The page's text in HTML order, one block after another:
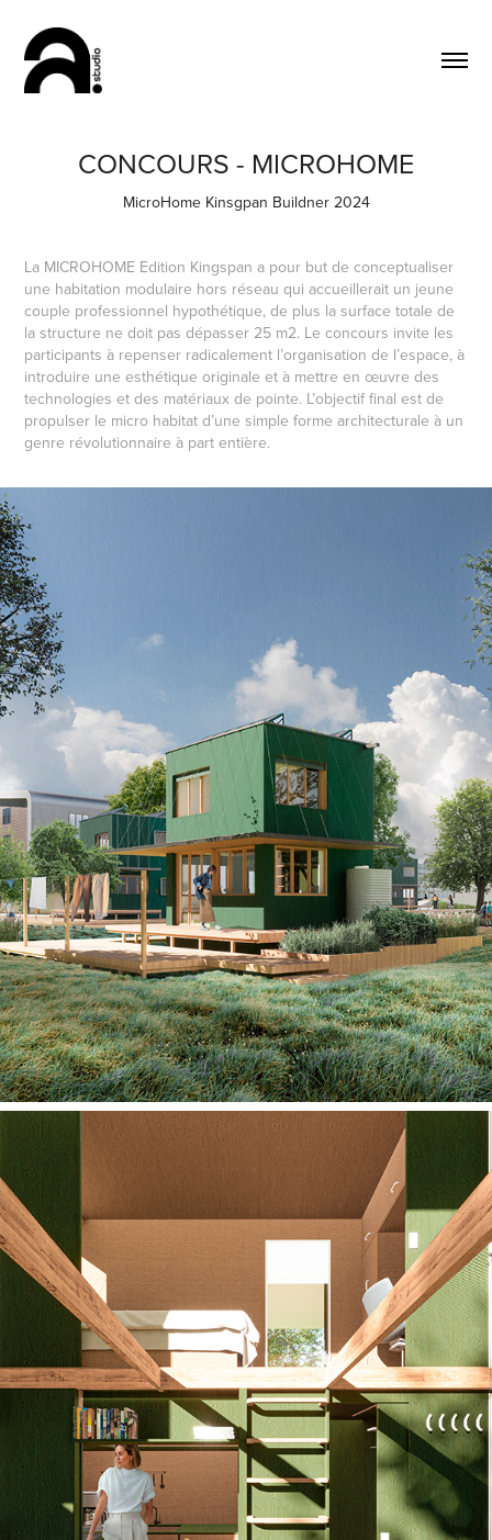
CONCOURS - MICROHOME
MicroHome Kinsgpan Buildner 2024
La MICROHOME Edition Kingspan a pour but de conceptualiser
une habitation modulaire hors réseau qui accueillerait un jeune
couple professionnel hypothétique, de plus la surface totale de
la structure ne doit pas dépasser 25 m2. Le concours invite les
participants à repenser radicalement l’organisation de l’espace, à
introduire une esthétique originale et à mettre en œuvre des
technologies et des matériaux de pointe. L’objectif final est de
propulser le micro habitat d’une simple forme architecturale à un
genre révolutionnaire à part entière.